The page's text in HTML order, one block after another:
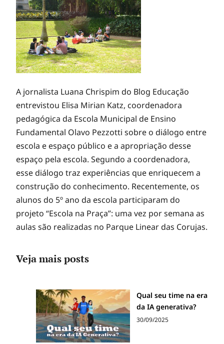
A jornalista Luana Chrispim do Blog Educação
entrevistou Elisa Mirian Katz, coordenadora
pedagógica da Escola Municipal de Ensino
Fundamental Olavo Pezzotti sobre o diálogo entre
escola e espaço público e a apropriação desse
espaço pela escola. Segundo a coordenadora,
esse diálogo traz experiências que enriquecem a
construção do conhecimento. Recentemente, os
alunos do 5º ano da escola participaram do
projeto “Escola na Praça”: uma vez por semana as
aulas são realizadas no Parque Linear das Corujas.
Veja mais posts
Qual seu time na era
da IA generativa?
30/09/2025